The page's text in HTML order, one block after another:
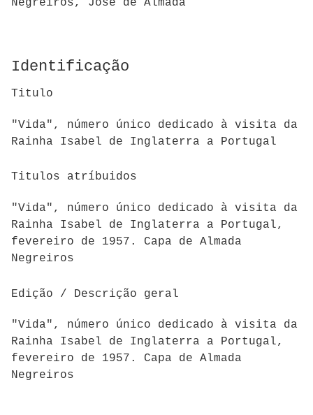
Identificação
Titulo
"Vida", número único dedicado à visita da
Rainha Isabel de Inglaterra a Portugal
Titulos atríbuidos
"Vida", número único dedicado à visita da
Rainha Isabel de Inglaterra a Portugal,
fevereiro de 1957. Capa de Almada
Negreiros
Edição / Descrição geral
"Vida", número único dedicado à visita da
Rainha Isabel de Inglaterra a Portugal,
fevereiro de 1957. Capa de Almada
Negreiros